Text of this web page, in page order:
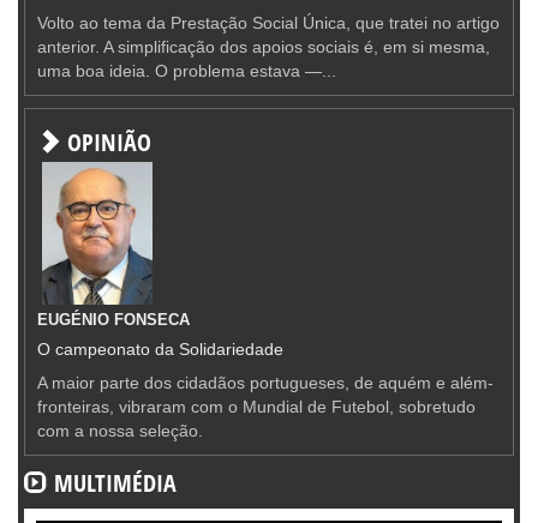
Volto ao tema da Prestação Social Única, que tratei no artigo
anterior. A simplificação dos apoios sociais é, em si mesma,
uma boa ideia. O problema estava —...
OPINIÃO
EUGÉNIO FONSECA
O campeonato da Solidariedade
A maior parte dos cidadãos portugueses, de aquém e além-
fronteiras, vibraram com o Mundial de Futebol, sobretudo
com a nossa seleção.
MULTIMÉDIA